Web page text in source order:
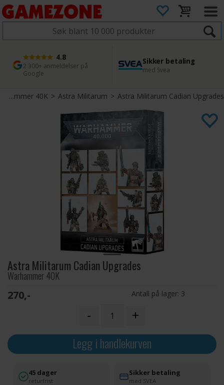
4.8
2 300+ anmeldelser på
Google
Sikker betaling
med Svea
1 dags levering
Bestill innen kl. 12
45 dager returfrist
Enkel retur
Warhammer 40K>Astra Militarum>Astra Militarum Cadian Upgrades
Astra Militarum Cadian Upgrades
Warhammer 40K
270,- Antall på lager: 3
- +
Legg i handlekurven
45 dager
returfrist
Sikker betaling
med SVEA